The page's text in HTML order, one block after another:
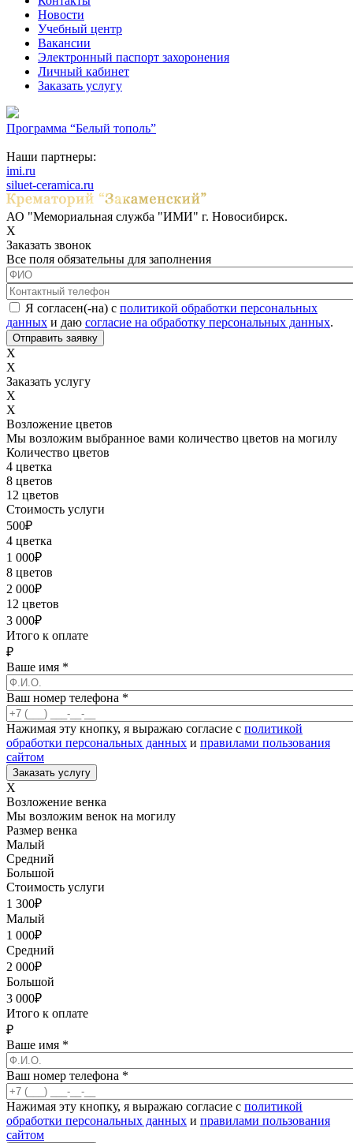
Новости
Учебный центр
Вакансии
Электронный паспорт захоронения
Личный кабинет
Заказать услугу
Программа “Белый тополь”
Наши партнеры:
imi.ru
siluet-ceramica.ru
АО "Мемориальная служба "ИМИ" г. Новосибирск.
X
Заказать звонок
Все поля обязательны для заполнения
ФИО
Контактный телефон
Соглашение с обработкой данных*
Я согласен(-на) с политикой обработки персональных
данных и даю согласие на обработку персональных данных.
X
X
Заказать услугу
X
X
Возложение цветов
Мы возложим выбранное вами количество цветов на могилу
Количество цветов
4 цветка
8 цветов
12 цветов
Стоимость услуги
500₽
4 цветка
1 000₽
8 цветов
2 000₽
12 цветов
3 000₽
Итого к оплате
₽
Ваше имя *
Ваш номер телефона *
Нажимая эту кнопку, я выражаю согласие с политикой
обработки персональных данных и правилами пользования
сайтом
X
Возложение венка
Мы возложим венок на могилу
Размер венка
Малый
Средний
Большой
Стоимость услуги
1 300₽
Малый
1 000₽
Средний
2 000₽
Большой
3 000₽
Итого к оплате
₽
Ваше имя *
Ваш номер телефона *
Нажимая эту кнопку, я выражаю согласие с политикой
обработки персональных данных и правилами пользования
сайтом